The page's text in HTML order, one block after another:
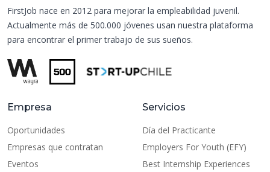
FirstJob nace en 2012 para mejorar la empleabilidad juvenil.
Actualmente más de 500.000 jóvenes usan nuestra plataforma
para encontrar el primer trabajo de sus sueños.
Empresa
Oportunidades
Empresas que contratan
Eventos
Servicios
Día del Practicante
Employers For Youth (EFY)
Best Internship Experiences